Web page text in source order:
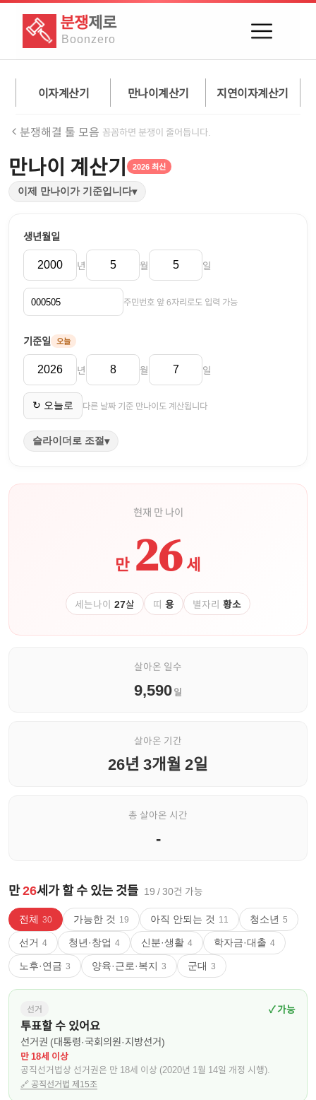
분쟁제로
Boonzero
이자계산기 만나이계산기 지연이자계산기
분쟁해결 툴 모음 꼼꼼하면 분쟁이 줄어듭니다.
만나이 계산기 2026 최신
이제 만나이가 기준입니다▾
생년월일
년 월 일
주민번호 앞 6자리로도 입력 가능
기준일 오늘
년 월 일
↻ 오늘로 다른 날짜 기준 만나이도 계산됩니다
슬라이더로 조절▾
현재 만 나이
만 26 세
세는나이 27살 띠 용 별자리 황소
살아온 일수
9,590일
살아온 기간
26년 3개월 2일
총 살아온 시간
-
만26세가 할 수 있는 것들 19 /30건 가능
전체 30 가능한 것 19 아직 안되는 것 11 청소년 5
선거 4 청년·창업 4 신분·생활 4 학자금·대출 4
노후·연금 3 양육·근로·복지 3 군대 3
선거 ✓ 가능
투표할 수 있어요
선거권 (대통령·국회의원·지방선거)
만 18세 이상
공직선거법상 선거권은 만 18세 이상 (2020년 1월 14일 개정 시행).
🔗공직선거법 제15조